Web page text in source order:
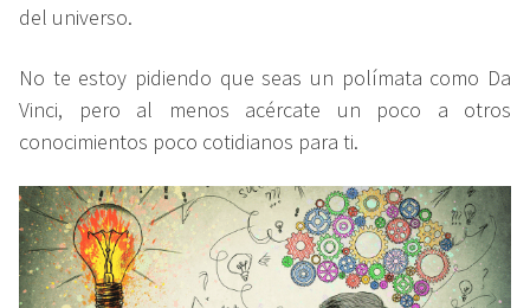
del universo.
No te estoy pidiendo que seas un polímata como Da
Vinci, pero al menos acércate un poco a otros
conocimientos poco cotidianos para ti.